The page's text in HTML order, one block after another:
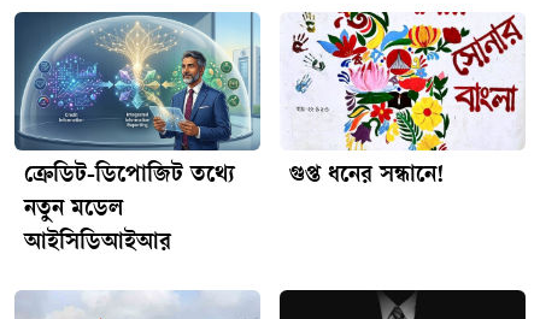
ক্রেডিট-ডিপোজিট তথ্যে
নতুন মডেল
আইসিডিআইআর
গুপ্ত ধনের সন্ধানে!